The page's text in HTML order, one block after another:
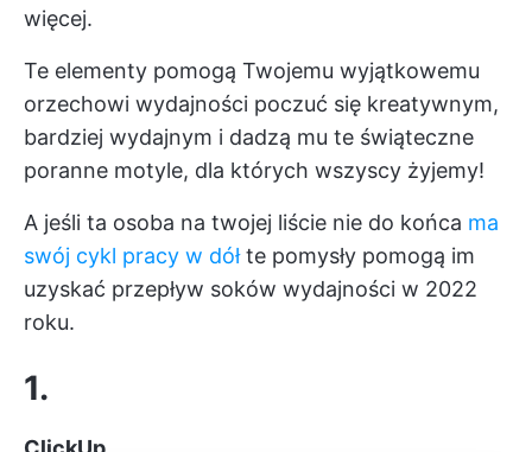
więcej.
Te elementy pomogą Twojemu wyjątkowemu
orzechowi wydajności poczuć się kreatywnym,
bardziej wydajnym i dadzą mu te świąteczne
poranne motyle, dla których wszyscy żyjemy!
A jeśli ta osoba na twojej liście nie do końca ma
swój cykl pracy w dółte pomysły pomogą im
uzyskać przepływ soków wydajności w 2022
roku.
1.